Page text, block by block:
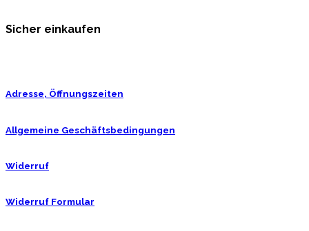
Sicher einkaufen
Adresse, Öffnungszeiten
Allgemeine Geschäftsbedingungen
Widerruf
Widerruf Formular